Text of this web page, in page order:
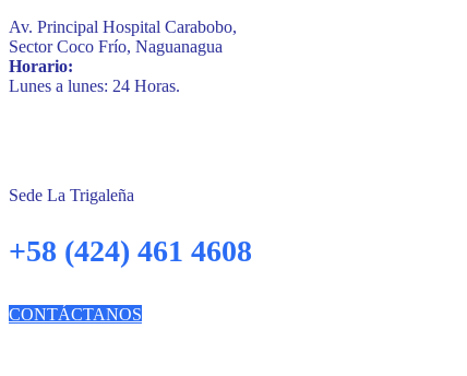
Av. Principal Hospital Carabobo,
Sector Coco Frío, Naguanagua
Horario:
Lunes a lunes: 24 Horas.
Sede La Trigaleña
+58 (424) 461 4608
CONTÁCTANOS